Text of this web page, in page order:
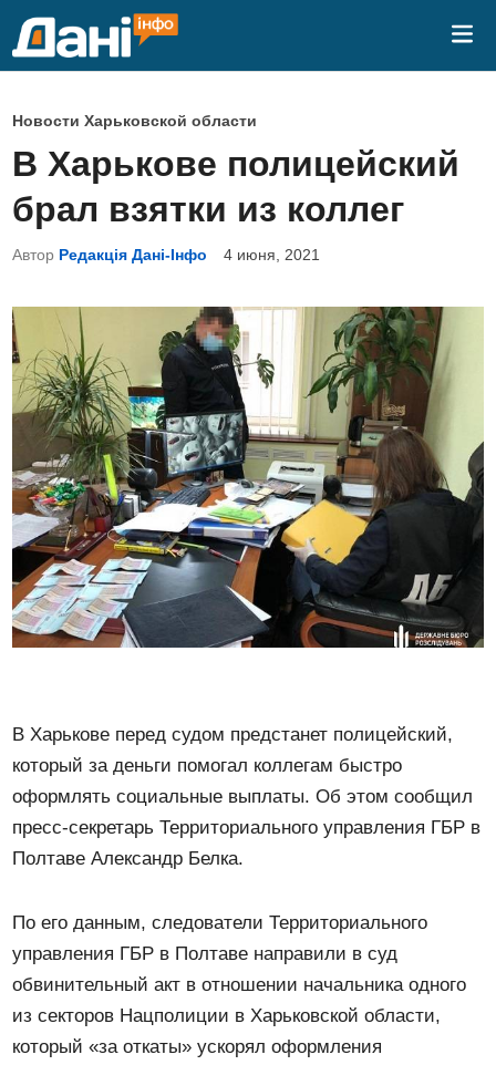
О
п
у
б
к
о
в
а
в
Новости Харьковской области
В Харькове полицейский
брал взятки из коллег
Автор Редакція Дані-Інфо 4 июня, 2021
В Харькове перед судом предстанет полицейский,
который за деньги помогал коллегам быстро
оформлять социальные выплаты. Об этом сообщил
пресс-секретарь Территориального управления ГБР в
Полтаве Александр Белка.
По его данным, следователи Территориального
управления ГБР в Полтаве направили в суд
обвинительный акт в отношении начальника одного
из секторов Нацполиции в Харьковской области,
который «за откаты» ускорял оформления